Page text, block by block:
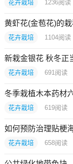
花卉栽培 1236阅读
黄虾花(金苞花)的
花卉栽培 1104阅读
新栽金银花 秋冬正
花卉栽培 691 阅读
冬季栽植木本药材
花卉栽培 619阅读
如何预防治理贴梗
花卉栽培 658阅读